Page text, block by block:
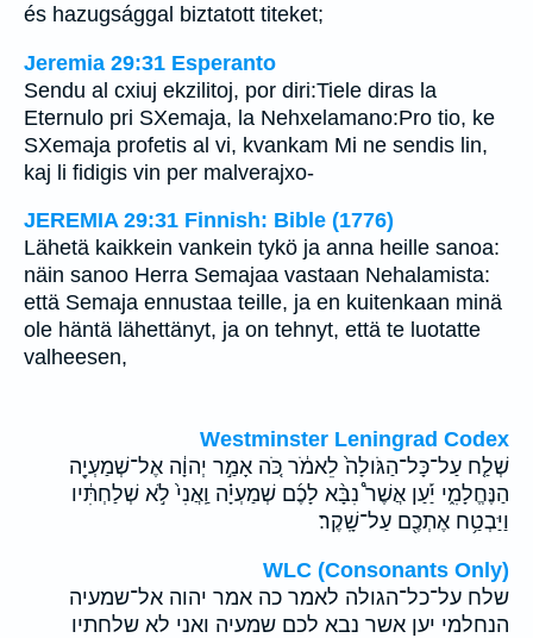
és hazugsággal biztatott titeket;
Jeremia 29:31 Esperanto
Sendu al cxiuj ekzilitoj, por diri:Tiele diras la
Eternulo pri SXemaja, la Nehxelamano:Pro tio, ke
SXemaja profetis al vi, kvankam Mi ne sendis lin,
kaj li fidigis vin per malverajxo-
JEREMIA 29:31 Finnish: Bible (1776)
Lähetä kaikkein vankein tykö ja anna heille sanoa:
näin sanoo Herra Semajaa vastaan Nehalamista:
että Semaja ennustaa teille, ja en kuitenkaan minä
ole häntä lähettänyt, ja on tehnyt, että te luotatte
valheesen,
Westminster Leningrad Codex
שְׁלַ֤ח עַל־כָּל־הַגֹּולָה֙ לֵאמֹ֔ר כֹּ֚ה אָמַ֣ר יְהוָ֔ה אֶל־שְׁמַעְיָ֖ה
הַנֶּחֱלָמִ֑י יַ֡עַן אֲשֶׁר֩ נִבָּ֨א לָכֶ֜ם שְׁמַעְיָ֗ה וַֽאֲנִי֙ לֹ֣א שְׁלַחְתִּ֔יו
וַיַּבְטַ֥ח אֶתְכֶ֖ם עַל־שָֽׁקֶר׃
WLC (Consonants Only)
שלח על־כל־הגולה לאמר כה אמר יהוה אל־שמעיה
הנחלמי יען אשר נבא לכם שמעיה ואני לא שלחתיו